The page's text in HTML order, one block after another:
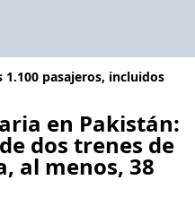
pasajeros, incluidos
en Pakistán:
dos trenes de
al menos, 38